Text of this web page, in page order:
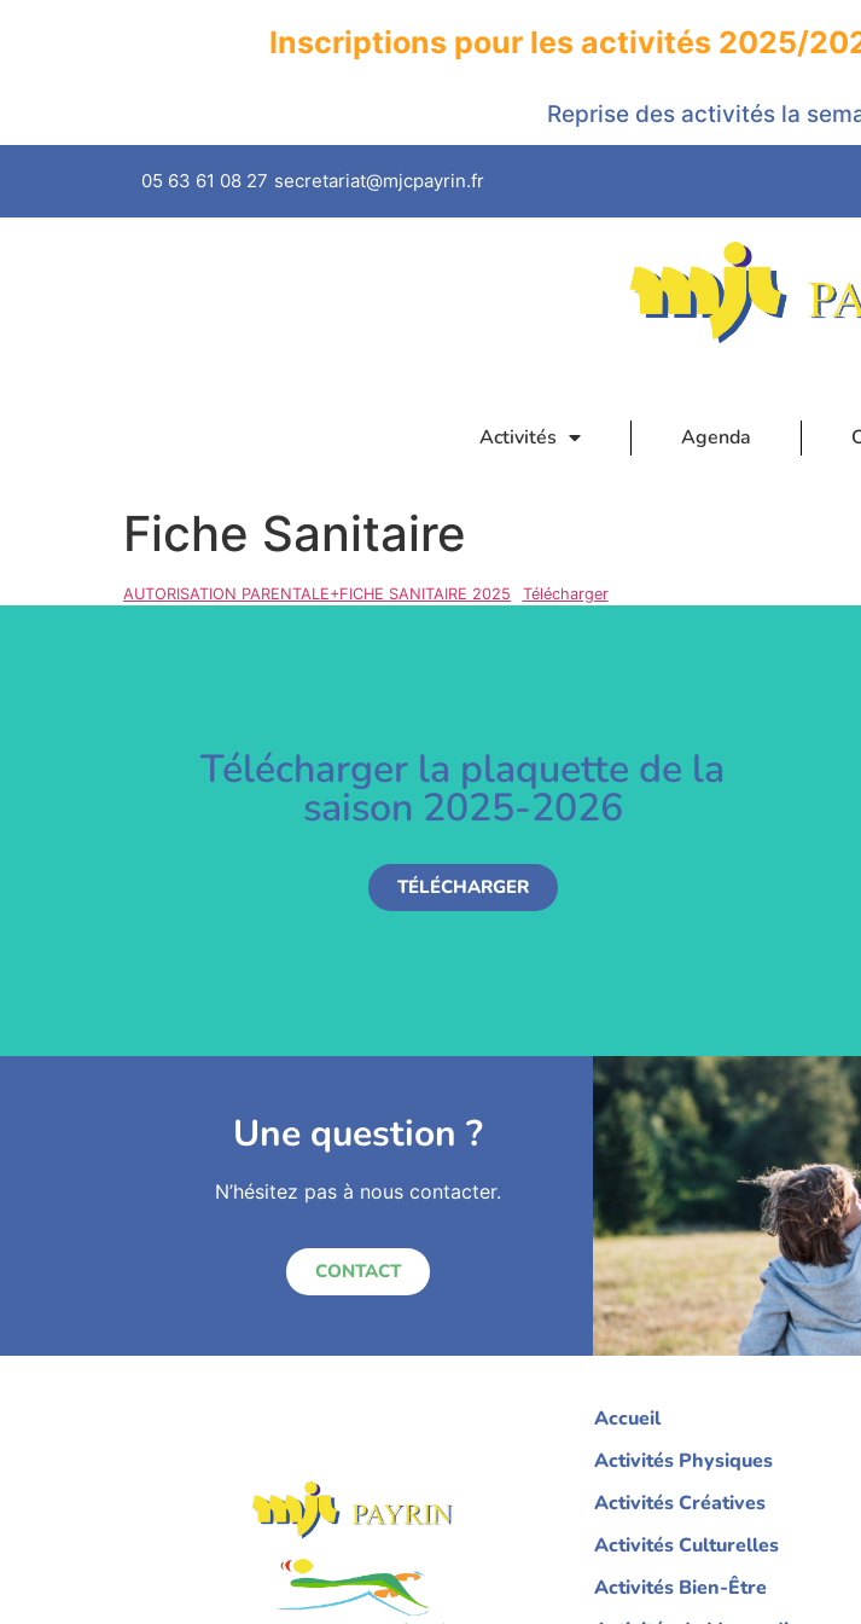
Inscriptions pour les activités 2025/
Reprise des activités la
05 63 61 08 27 secretariat@mjcpayrin.fr
Activités Agenda
Fiche Sanitaire
AUTORISATION PARENTALE+FICHE SANITAIRE 2025 Télécharger
Télécharger la plaquette de la
saison 2025-2026
TÉLÉCHARGER
Une question ?
N’hésitez pas à nous contacter.
CONTACT
Accueil
Activités Physiques
Activités Créatives
Activités Culturelles
Activités Bien-Être